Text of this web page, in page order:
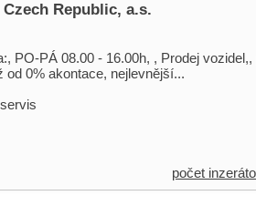
Republic, a.s.
PO-PÁ 08.00 - 16.00h, , Prodej vozidel,,
od 0% akontace, nejlevnější...
počet